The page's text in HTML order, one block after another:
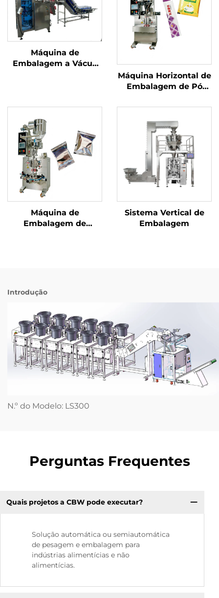
Máquina de
Embalagem a Vácuo
Máquina Horizontal de
Embalagem de Pó
Máquina de
Embalagem de
Sistema Vertical de
Embalagem
Introdução
N.º do Modelo: LS300
Perguntas Frequentes
Quais projetos a CBW pode executar?
Solução automática ou semiautomática
de pesagem e embalagem para
indústrias alimentícias e não
alimentícias.